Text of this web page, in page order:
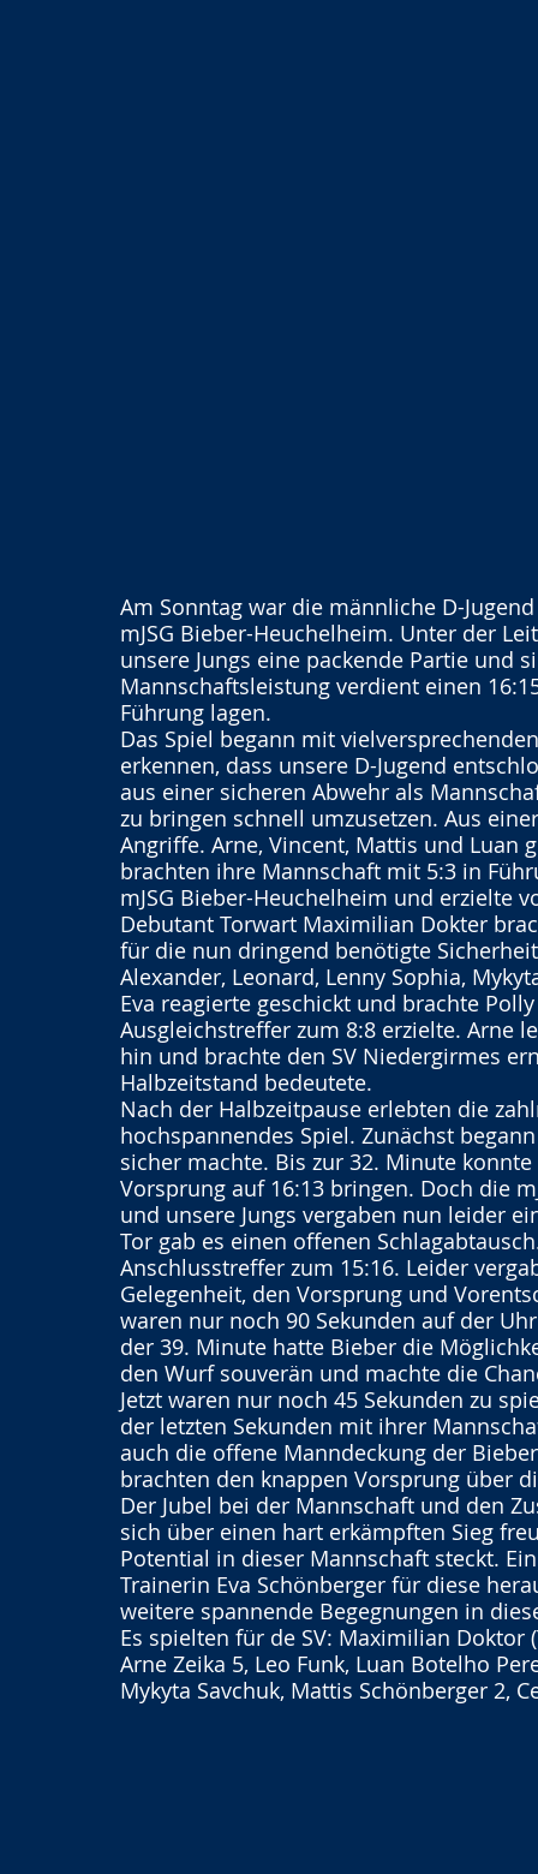
Am Sonntag war die männliche D-
mJSG Bieber-Heuchelheim. Unter der
unsere Jungs eine packende Partie und
Mannschaftsleistung verdient einen
Führung lagen.
Das Spiel begann mit
erkennen, dass unsere D-Jugend
aus einer sicheren Abwehr als
zu bringen schnell umzusetzen. Aus
Angriffe. Arne, Vincent, Mattis und
brachten ihre Mannschaft mit 5:3 in
mJSG Bieber-Heuchelheim und erzielte
Debutant Torwart Maximilian Dokter
für die nun dringend benötigte
Alexander, Leonard, Lenny Sophia,
Eva reagierte geschickt und brachte
Ausgleichstreffer zum 8:8 erzielte. Arne
hin und brachte den SV Niedergirmes
Halbzeitstand bedeutete.
Nach der Halbzeitpause erlebten die
hochspannendes Spiel. Zunächst
sicher machte. Bis zur 32. Minute
Vorsprung auf 16:13 bringen. Doch die
und unsere Jungs vergaben nun leider
Tor gab es einen offenen
Anschlusstreffer zum 15:16. Leider
Gelegenheit, den Vorsprung und
waren nur noch 90 Sekunden auf der
der 39. Minute hatte Bieber die
den Wurf souverän und machte die
Jetzt waren nur noch 45 Sekunden zu
der letzten Sekunden mit ihrer
auch die offene Manndeckung der
brachten den knappen Vorsprung über
Der Jubel bei der Mannschaft und den
sich über einen hart erkämpften Sieg
Potential in dieser Mannschaft steckt.
Trainerin Eva Schönberger für diese
weitere spannende Begegnungen in
Es spielten für de SV: Maximilian Doktor
Arne Zeika 5, Leo Funk, Luan Botelho
Mykyta Savchuk, Mattis Schönberger 2,